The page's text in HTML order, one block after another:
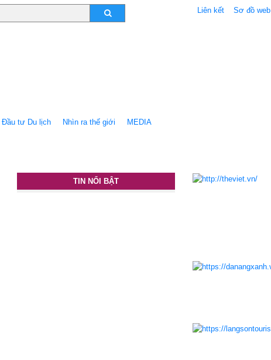
Liên kết Sơ đồ web
Ðầu tư Du lịch Nhìn ra thế giới MEDIA
TIN NỔI BẬT